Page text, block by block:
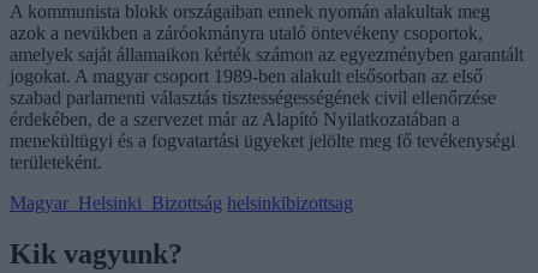
A kommunista blokk országaiban ennek nyomán alakultak meg
azok a nevükben a záróokmányra utaló öntevékeny csoportok,
amelyek saját államaikon kérték számon az egyezményben garantált
jogokat. A magyar csoport 1989-ben alakult elsősorban az első
szabad parlamenti választás tisztességességének civil ellenőrzése
érdekében, de a szervezet már az Alapító Nyilatkozatában a
menekültügyi és a fogvatartási ügyeket jelölte meg fő tevékenységi
területeként.
Magyar_Helsinki_Bizottság helsinkibizottsag
Kik vagyunk?